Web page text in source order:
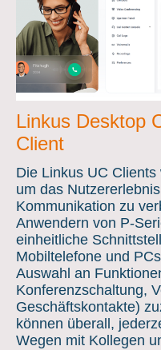
Linkus Desktop
Client
Die Linkus UC
um das
Kommunikation zu
Anwendern von P-
einheitliche
Mobiltelefone und
Auswahl an
Konferenzschaltung,
Geschäftskontakte)
können überall,
Wegen mit Kollegen